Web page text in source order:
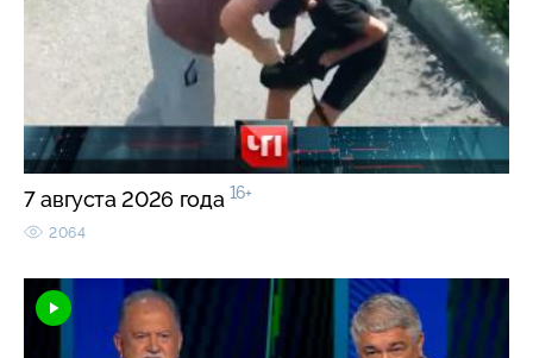
7 августа 2026 года 16+
2064